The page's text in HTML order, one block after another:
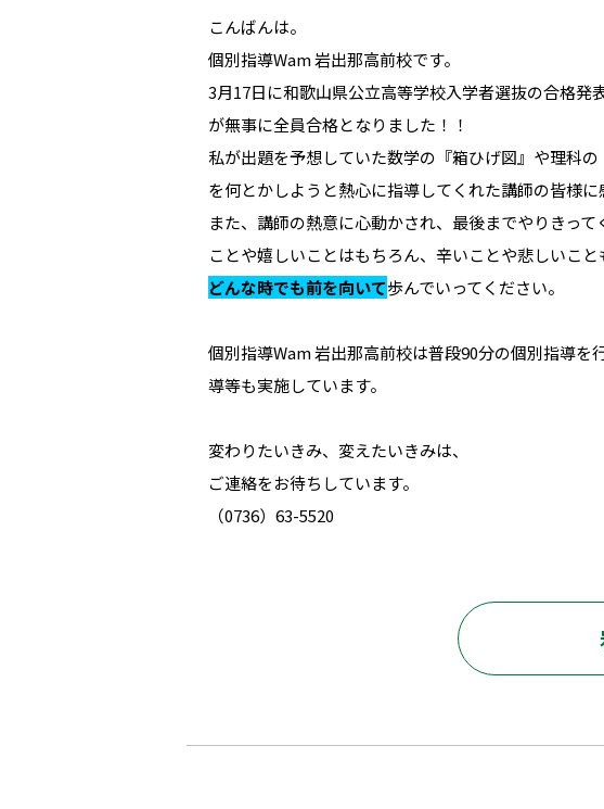
こんばんは。
個別指導Wam 岩出那高前校です。
3月17日に和歌山県公立高等学校入学者選抜の合格
が無事に全員合格となりました！！
私が出題を予想していた数学の『箱ひげ図』や理科
を何とかしようと熱心に指導してくれた講師の皆様に
また、講師の熱意に心動かされ、最後までやりきっ
ことや嬉しいことはもちろん、辛いことや悲しいこと
どんな時でも前を向いて歩んでいってください。
個別指導Wam 岩出那高前校は普段90分の個別指導
導等も実施しています。
変わりたいきみ、変えたいきみは、
ご連絡をお待ちしています。
（0736）63-5520